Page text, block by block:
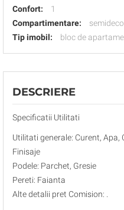
Confort:
1
Compartimentare:
Tip imobil:
bloc de
DESCRIERE
Specificatii Utilitati
Utilitati generale: Curent, Apa,
Finisaje
Podele: Parchet, Gresie
Pereti: Faianta
Alte detalii pret Comision: .